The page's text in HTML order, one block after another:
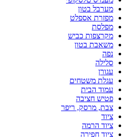
מערבל בטון
מפזרת אספלט
מפלסת
מקרצפות כביש
משאבת בטון
נפה
סלילה
עגורן
עגלת משטחים
עמוד הבית
פטיש חציבה
צבת, מרסק, ריפר
ציוד
ציוד הרמה
ציוד חפירה